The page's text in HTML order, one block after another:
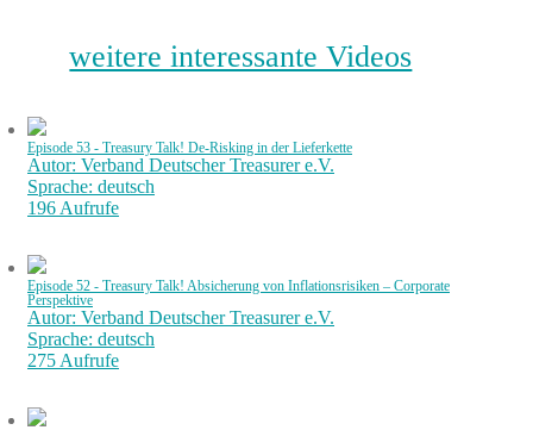
weitere interessante Videos
Episode 53 - Treasury Talk! De-Risking in der Lieferkette
Autor: Verband Deutscher Treasurer e.V.
Sprache: deutsch
196 Aufrufe
Episode 52 - Treasury Talk! Absicherung von Inflationsrisiken – Corporate
Perspektive
Autor: Verband Deutscher Treasurer e.V.
Sprache: deutsch
275 Aufrufe